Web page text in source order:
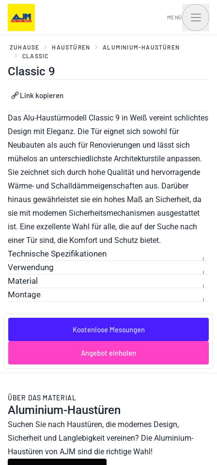
MENÜ
Fenster, Balkontüren
und Schiebesysteme
Haustüren und Portale
ZUHAUSE HAUSTÜREN
ALUMINIUM-HAUSTÜREN
CLASSIC
Classic 9
Link kopieren
Das Alu-Haustürmodell Classic 9 in Weiß vereint schlichtes
Design mit Eleganz. Die Tür eignet sich sowohl für
Neubauten als auch für Renovierungen und lässt sich
mühelos an unterschiedlichste Architekturstile anpassen.
Sie zeichnet sich durch hohe Qualität und hervorragende
Wärme- und Schalldämmeigenschaften aus. Darüber
hinaus gewährleistet sie ein hohes Maß an Sicherheit, da
sie mit modernen Sicherheitsmechanismen ausgestattet
ist. Eine exzellente Wahl für alle, die auf der Suche nach
einer Tür sind, die Komfort und Schutz bietet.
Technische Spezifikationen
Verwendung
Material
Montage
Kostenlose Messungen
Angebot einholen
ÜBER DAS MATERIAL
Aluminium-Haustüren
Suchen Sie nach Haustüren, die modernes Design,
Sicherheit und Langlebigkeit vereinen? Die Aluminium-
Haustüren von AJM sind die richtige Wahl!